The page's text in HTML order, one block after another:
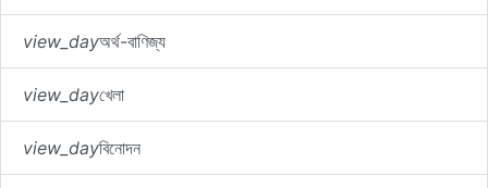
view_dayঅর্থ-বাণিজ্য
view_dayখেলা
view_dayবিনোদন